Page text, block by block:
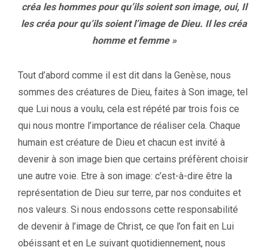
créa les hommes pour qu’ils soient son image, oui, Il
les créa pour qu’ils soient l’image de Dieu. Il les créa
homme et femme »
Tout d’abord comme il est dit dans la Genèse, nous
sommes des créatures de Dieu, faites à Son image, tel
que Lui nous a voulu, cela est répété par trois fois ce
qui nous montre l’importance de réaliser cela. Chaque
humain est créature de Dieu et chacun est invité à
devenir à son image bien que certains préfèrent choisir
une autre voie. Etre à son image: c’est-à-dire être la
représentation de Dieu sur terre, par nos conduites et
nos valeurs. Si nous endossons cette responsabilité
de devenir à l’image de Christ, ce que l’on fait en Lui
obéissant et en Le suivant quotidiennement, nous